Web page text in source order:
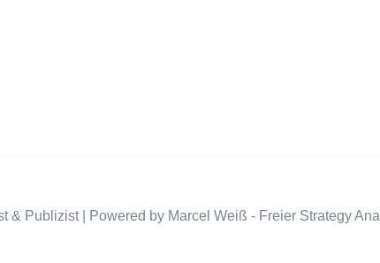
& Publizist | Powered by Marcel Weiß - Freier Strategy